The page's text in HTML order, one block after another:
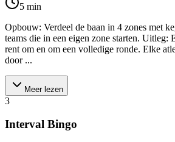
5 min
Opbouw: Verdeel de baan in 4 zones met
teams die in een eigen zone starten. Uitleg:
rent om en om een volledige ronde. Elke
door ...
Meer lezen
3
Interval Bingo